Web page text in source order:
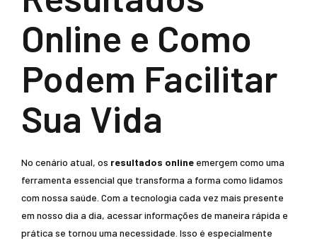
Online e Como
Podem Facilitar
Sua Vida
No cenário atual, os resultados online emergem como uma
ferramenta essencial que transforma a forma como lidamos
com nossa saúde. Com a tecnologia cada vez mais presente
em nosso dia a dia, acessar informações de maneira rápida e
prática se tornou uma necessidade. Isso é especialmente